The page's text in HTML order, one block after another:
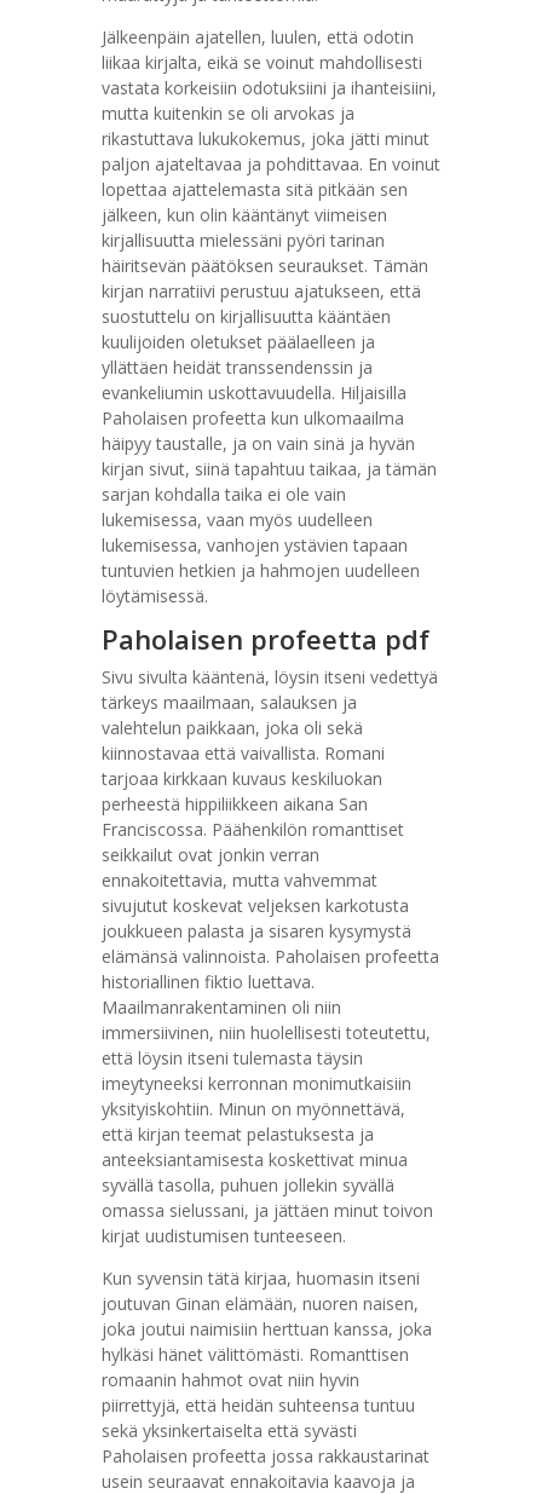
Jälkeenpäin ajatellen, luulen, että odotin
liikaa kirjalta, eikä se voinut mahdollisesti
vastata korkeisiin odotuksiini ja ihanteisiini,
mutta kuitenkin se oli arvokas ja
rikastuttava lukukokemus, joka jätti minut
paljon ajateltavaa ja pohdittavaa. En voinut
lopettaa ajattelemasta sitä pitkään sen
jälkeen, kun olin kääntänyt viimeisen
kirjallisuutta mielessäni pyöri tarinan
häiritsevän päätöksen seuraukset. Tämän
kirjan narratiivi perustuu ajatukseen, että
suostuttelu on kirjallisuutta kääntäen
kuulijoiden oletukset päälaelleen ja
yllättäen heidät transsendenssin ja
evankeliumin uskottavuudella. Hiljaisilla
Paholaisen profeetta kun ulkomaailma
häipyy taustalle, ja on vain sinä ja hyvän
kirjan sivut, siinä tapahtuu taikaa, ja tämän
sarjan kohdalla taika ei ole vain
lukemisessa, vaan myös uudelleen
lukemisessa, vanhojen ystävien tapaan
tuntuvien hetkien ja hahmojen uudelleen
löytämisessä.
Paholaisen profeetta pdf
Sivu sivulta kääntenä, löysin itseni vedettyä
tärkeys maailmaan, salauksen ja
valehtelun paikkaan, joka oli sekä
kiinnostavaa että vaivallista. Romani
tarjoaa kirkkaan kuvaus keskiluokan
perheestä hippiliikkeen aikana San
Franciscossa. Päähenkilön romanttiset
seikkailut ovat jonkin verran
ennakoitettavia, mutta vahvemmat
sivujutut koskevat veljeksen karkotusta
joukkueen palasta ja sisaren kysymystä
elämänsä valinnoista. Paholaisen profeetta
historiallinen fiktio luettava.
Maailmanrakentaminen oli niin
immersiivinen, niin huolellisesti toteutettu,
että löysin itseni tulemasta täysin
imeytyneeksi kerronnan monimutkaisiin
yksityiskohtiin. Minun on myönnettävä,
että kirjan teemat pelastuksesta ja
anteeksiantamisesta koskettivat minua
syvällä tasolla, puhuen jollekin syvällä
omassa sielussani, ja jättäen minut toivon
kirjat uudistumisen tunteeseen.
Kun syvensin tätä kirjaa, huomasin itseni
joutuvan Ginan elämään, nuoren naisen,
joka joutui naimisiin herttuan kanssa, joka
hylkäsi hänet välittömästi. Romanttisen
romaanin hahmot ovat niin hyvin
piirrettyjä, että heidän suhteensa tuntuu
sekä yksinkertaiselta että syvästi
Paholaisen profeetta jossa rakkaustarinat
usein seuraavat ennakoitavia kaavoja ja